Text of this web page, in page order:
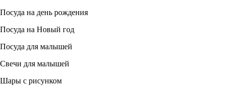
Посуда на день рождения
Посуда на Новый год
Посуда для малышей
Свечи для малышей
Шары с рисунком